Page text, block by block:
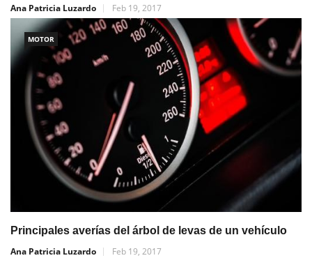
Ana Patricia Luzardo
Feb 19, 2017
MOTOR
Principales averías del árbol de levas de un vehículo
Ana Patricia Luzardo
Feb 19, 2017